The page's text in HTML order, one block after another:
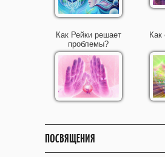
Как Рейки решает
проблемы?
Как
ПОСВЯЩЕНИЯ